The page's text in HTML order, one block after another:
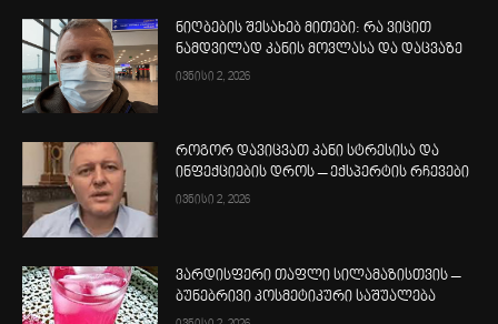
ნიღბების შესახებ მითები: რა ვიცით
ნამდვილად კანის მოვლასა და დაცვაზე
ივნისი 2, 2026
როგორ დავიცვათ კანი სტრესისა და
ინფექციების დროს – ექსპერტის რჩევები
ივნისი 2, 2026
ვარდისფერი თაფლი სილამაზისთვის –
ბუნებრივი კოსმეტიკური საშუალება